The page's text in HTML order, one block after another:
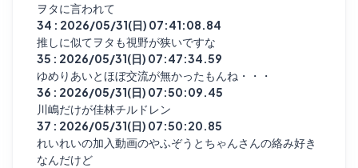
ヲタに言われて
34 : 2026/05/31(日) 07:41:08.84
推しに似てヲタも視野が狭いですな
35 : 2026/05/31(日) 07:47:34.59
ゆめりあいとほぼ交流が無かったもんね・・・
36 : 2026/05/31(日) 07:50:09.45
川嶋だけが佳林チルドレン
37 : 2026/05/31(日) 07:50:20.85
れいれいの加入動画のやふぞうとちゃんさんの絡み好き
なんだけど